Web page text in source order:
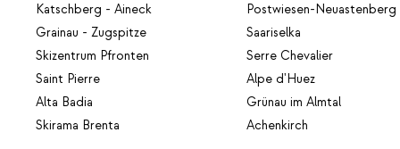
Katschberg - Aineck
Grainau - Zugspitze
Skizentrum Pfronten
Saint Pierre
Alta Badia
Skirama Brenta
Postwiesen-Neuastenberg
Saariselka
Serre Chevalier
Alpe d'Huez
Grünau im Almtal
Achenkirch